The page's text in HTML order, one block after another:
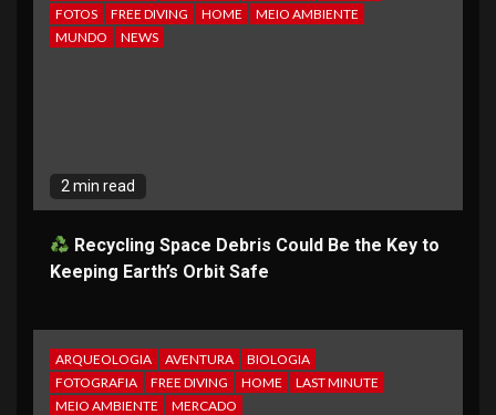
FOTOS
FREE DIVING HOME
MEIO AMBIENTE
MUNDO
NEWS
2 min read
Recycling Space Debris Could Be the Key to
Keeping Earth’s Orbit Safe
ARQUEOLOGIA AVENTURA
BIOLOGIA
FOTOGRAFIA
FREE DIVING HOME
LAST MINUTE
MEIO AMBIENTE
MERCADO